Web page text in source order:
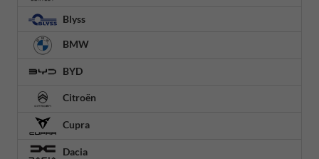
Blyss
BMW
BYD
Citroën
Cupra
Dacia